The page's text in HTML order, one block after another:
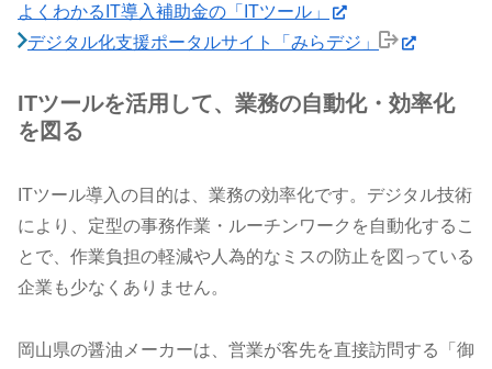
よくわかるIT導入補助金の「ITツール」
デジタル化支援ポータルサイト「みらデジ」
ITツールを活用して、業務の自動化・効率化
を図る
ITツール導入の目的は、業務の効率化です。デジタル技術
により、定型の事務作業・ルーチンワークを自動化するこ
とで、作業負担の軽減や人為的なミスの防止を図っている
企業も少なくありません。
岡山県の醤油メーカーは、営業が客先を直接訪問する「御